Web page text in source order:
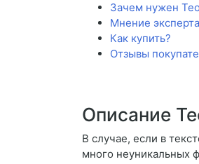
Зачем нужен
Мнение эксперта
Как купить?
Отзывы
Описание
В случае, если в
много неуникальных